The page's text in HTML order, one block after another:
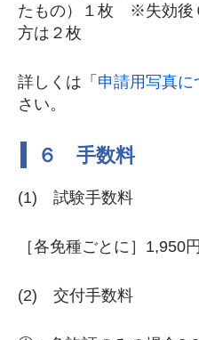
たもの）１枚 ※失効後
方は２枚
詳しくは「 申請用写真に
さい。
６ 手数料
(1) 試験手数料
［各免種ごとに］1,950円
(2) 交付手数料